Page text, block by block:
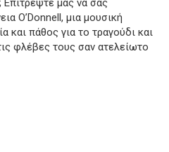
O’Donnell, μια μουσική
και πάθος για το τραγούδι και
φλέβες τους σαν ατελείωτο